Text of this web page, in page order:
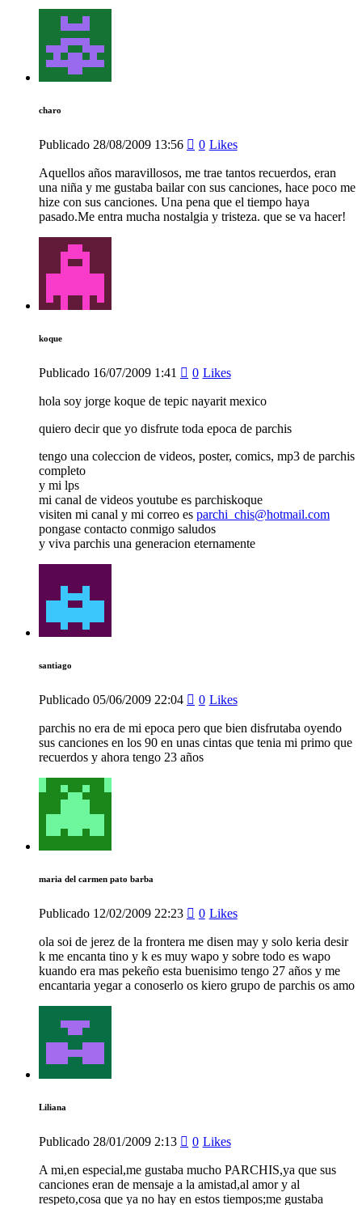
charo
Publicado 28/08/2009 13:56 0 Likes
Aquellos años maravillosos, me trae tantos recuerdos, eran
una niña y me gustaba bailar con sus canciones, hace poco me
hize con sus canciones. Una pena que el tiempo haya
pasado.Me entra mucha nostalgia y tristeza. que se va hacer!
koque
Publicado 16/07/2009 1:41 0 Likes
hola soy jorge koque de tepic nayarit mexico
quiero decir que yo disfrute toda epoca de parchis
tengo una coleccion de videos, poster, comics, mp3 de parchis
completo
y mi lps
mi canal de videos youtube es parchiskoque
visiten mi canal y mi correo es parchi_chis@hotmail.com
pongase contacto conmigo saludos
y viva parchis una generacion eternamente
santiago
Publicado 05/06/2009 22:04 0 Likes
parchis no era de mi epoca pero que bien disfrutaba oyendo
sus canciones en los 90 en unas cintas que tenia mi primo que
recuerdos y ahora tengo 23 años
maria del carmen pato barba
Publicado 12/02/2009 22:23 0 Likes
ola soi de jerez de la frontera me disen may y solo keria desir
k me encanta tino y k es muy wapo y sobre todo es wapo
kuando era mas pekeño esta buenisimo tengo 27 años y me
encantaria yegar a conoserlo os kiero grupo de parchis os amo
Liliana
Publicado 28/01/2009 2:13 0 Likes
A mi,en especial,me gustaba mucho PARCHIS,ya que sus
canciones eran de mensaje a la amistad,al amor y al
respeto,cosa que ya no hay en estos tiempos;me gustaba